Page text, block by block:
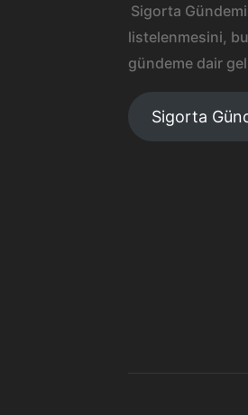
Sigorta
listelenmesini, bu
gündeme dair
Sigorta